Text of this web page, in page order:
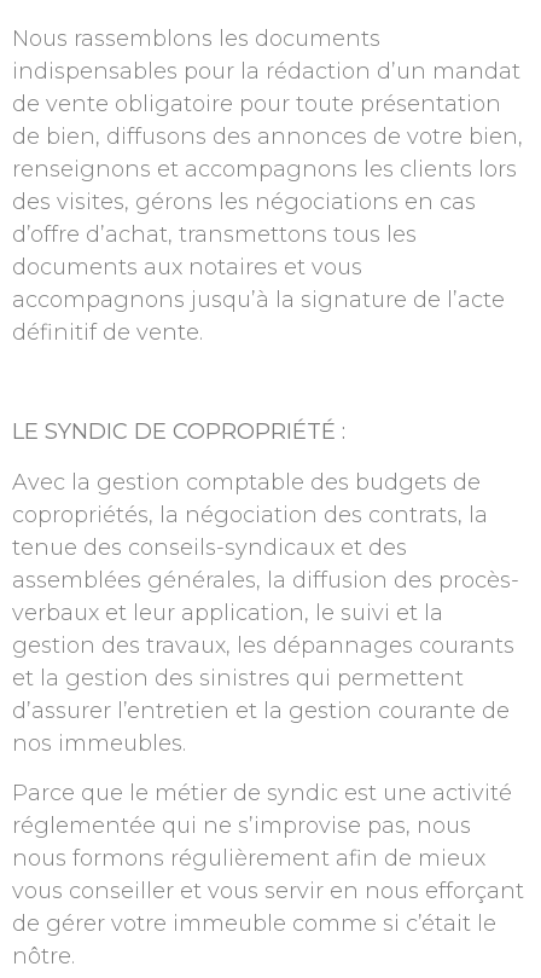
Nous rassemblons les documents
indispensables pour la rédaction d’un mandat
de vente obligatoire pour toute présentation
de bien, diffusons des annonces de votre bien,
renseignons et accompagnons les clients lors
des visites, gérons les négociations en cas
d’offre d’achat, transmettons tous les
documents aux notaires et vous
accompagnons jusqu’à la signature de l’acte
définitif de vente.
LE SYNDIC DE COPROPRIÉTÉ :
Avec la gestion comptable des budgets de
copropriétés, la négociation des contrats, la
tenue des conseils-syndicaux et des
assemblées générales, la diffusion des procès-
verbaux et leur application, le suivi et la
gestion des travaux, les dépannages courants
et la gestion des sinistres qui permettent
d’assurer l’entretien et la gestion courante de
nos immeubles.
Parce que le métier de syndic est une activité
réglementée qui ne s’improvise pas, nous
nous formons régulièrement afin de mieux
vous conseiller et vous servir en nous efforçant
de gérer votre immeuble comme si c’était le
nôtre.